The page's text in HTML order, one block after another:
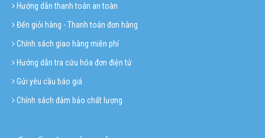
Hướng dẫn thanh toán an toàn
Đến giỏi hàng - Thanh toán đơn hàng
Chính sách giao hàng miễn phí
Hướng dẫn tra cứu hóa đơn điện tử
Gửi yêu cầu báo giá
Chính sách đảm bảo chất lượng